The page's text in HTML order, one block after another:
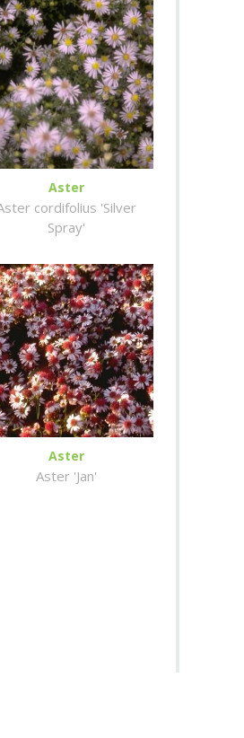
Aster
cordifolius 'Silver
Spray'
Aster
Aster 'Jan'